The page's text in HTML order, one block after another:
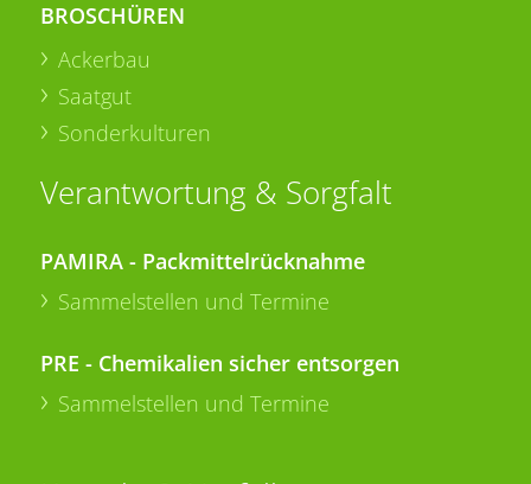
BROSCHÜREN
Ackerbau
Saatgut
Sonderkulturen
Verantwortung & Sorgfalt
PAMIRA - Packmittelrücknahme
Sammelstellen und Termine
PRE - Chemikalien sicher entsorgen
Sammelstellen und Termine